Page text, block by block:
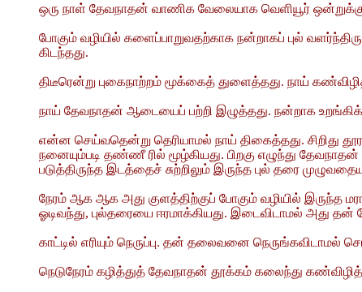
ஒரு நாள் தேவநாதன் வாணிக வேலையாக வெளியூர்
போகும் வழியில் களைப்பாறுவதற்காக நன்றாகப் புல்
கிடந்தது.
திடீரென்று புகைநாற்றம் மூக்கைத் துளைத்தது. நாய்
நாய் தேவநாதன் ஆடையைப் பற்றி இழுத்தது. நன்றாக
என்ன செய்வதென்று தெரியாமல் நாய் திகைத்தது. சிறிது
நனையும்படி தண்ணீ ரில் மூழ்கியது. பிறகு எழுந்து
படுத்திருந்த இடத்தைச் சுற்றிலும் இருந்த புல் தரை
நேரம் ஆக ஆக அது குளத்திற்குப் போகும் வழியில் இருந்த
ஓடிவந்து, புல்தரையை ஈரமாக்கியது. இடைவிடாமல் அது
காட்டில் எரியும் நெருப்பு. தன் தலைவனை
நெடுநேரம் கழித்துத் தேவநாதன் தூக்கம் கலைந்து